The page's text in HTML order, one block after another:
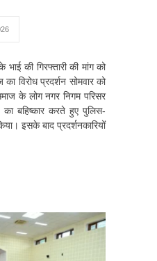
की गिरफ्तारी की मांग को
विरोध प्रदर्शन सोमवार को
के लोग नगर निगम परिसर
बहिष्कार करते हुए पुलिस-
इसके बाद प्रदर्शनकारियों